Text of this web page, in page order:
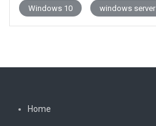
Windows 10 windows server
Home